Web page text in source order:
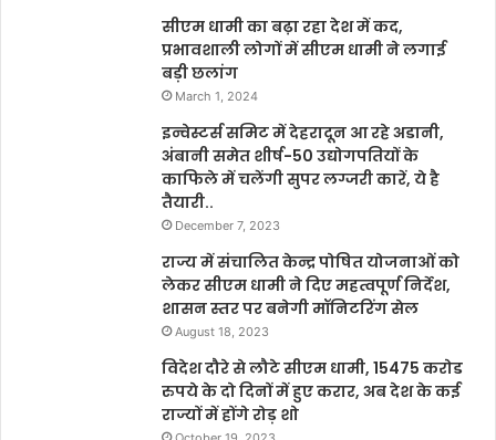
सीएम धामी का बढ़ा रहा देश में कद,
प्रभावशाली लोगों में सीएम धामी ने लगाई
बड़ी छलांग
March 1, 2024
इन्वेस्टर्स समिट में देहरादून आ रहे अडानी,
अंबानी समेत शीर्ष-50 उद्योगपतियों के
काफिले में चलेंगी सुपर लग्जरी कारें, ये है
तैयारी..
December 7, 2023
राज्य में संचालित केन्द्र पोषित योजनाओं को
लेकर सीएम धामी ने दिए महत्वपूर्ण निर्देश,
शासन स्तर पर बनेगी मॉनिटरिंग सेल
August 18, 2023
विदेश दौरे से लौटे सीएम धामी, 15475 करोड
रुपये के दो दिनों में हुए करार, अब देश के कई
राज्यों में होंगे रोड़ शो